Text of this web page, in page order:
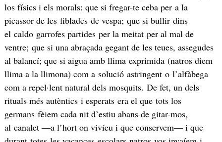
los físics i els morals: que si fregar-te ceba per a la
picassor de les fiblades de vespa; que si bullir dins
el caldo garrofes partides per la meitat per al mal de
ventre; que si una abraçada gegant de les teues, assegudes
al balancí; que si aigua amb llima exprimida (natros diem
llima a la llimona) com a solució astringent o l’alfàbega
com a repel·lent natural dels mosquits. De fet, un dels
rituals més autèntics i esperats era el que tots los
germans fèiem cada nit d’estiu abans de gitar-mos,
al canalet ―a l’hort on vivíeu i que conservem― i que